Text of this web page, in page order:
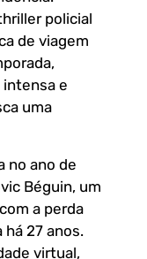
policial
de viagem
e
uma
no ano de
Béguin, um
a perda
há 27 anos.
virtual,